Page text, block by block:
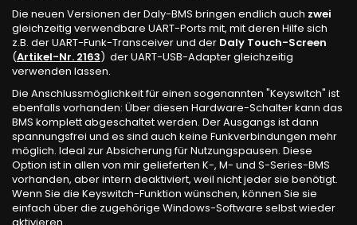
Die neuen Versionen der Daly-BMS bringen endlich auch zwei
gleichzeitig verwendbare UART-Ports mit, mit deren Hilfe sich
z.B. der UART-Funk-Transceiver und der Daly Touch-Screen
(Artikel-Nr. 2163) der UART-USB-Adapter gleichzeitig
verwenden lassen.
Die Anschlussmöglichkeit für einen sogenannten "Keyswitch" ist
ebenfalls vorhanden: Über diesen Hardware-Schalter kann das
BMS komplett abgeschaltet werden. Der Ausgangs ist dann
spannungsfrei und es sind auch keine Funkverbindungen mehr
möglich. Ideal zur Absicherung für Nutzungspausen. Diese
Option ist in allen von mir gelieferten K-, M- und S-Series-BMS
vorhanden, aber intern deaktiviert, weil nicht jeder sie benötigt.
Wenn Sie die Keyswitch-Funktion wünschen, können Sie sie
einfach über die zugehörige Windows-Software selbst wieder
aktivieren.